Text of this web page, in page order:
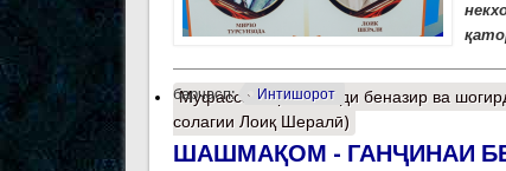
барчасп: Интишорот
Муфассалтаро Устоди беназир ва
солагии Лоиқ Шералӣ)
ШАШМАҚОМ - ГАНҶИНАИ